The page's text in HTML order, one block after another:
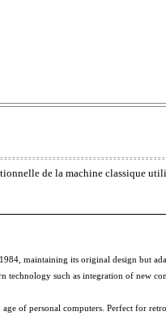
de la machine classique
maintaining its original design but
such as integration of new
of personal computers. Perfect for